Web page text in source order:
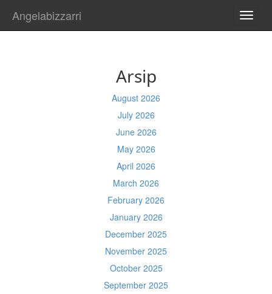
Angelabizzarri
Arsip
August 2026
July 2026
June 2026
May 2026
April 2026
March 2026
February 2026
January 2026
December 2025
November 2025
October 2025
September 2025